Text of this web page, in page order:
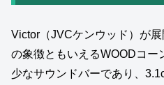
Victor（JVCケンウッド）が
の象徴ともいえるWOODコー
少なサウンドバーであり、